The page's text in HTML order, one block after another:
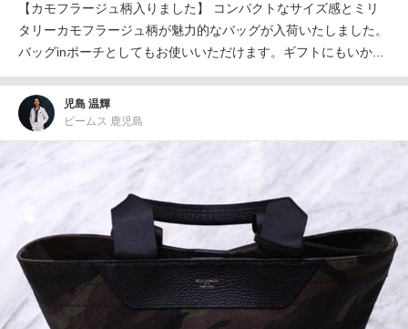
【カモフラージュ柄入りました】 コンパクトなサイズ感とミリ
タリーカモフラージュ柄が魅力的なバッグが入荷いたしました。
バッグinポーチとしてもお使いいただけます。ギフトにもいか...
児島 温輝
ビームス 鹿児島